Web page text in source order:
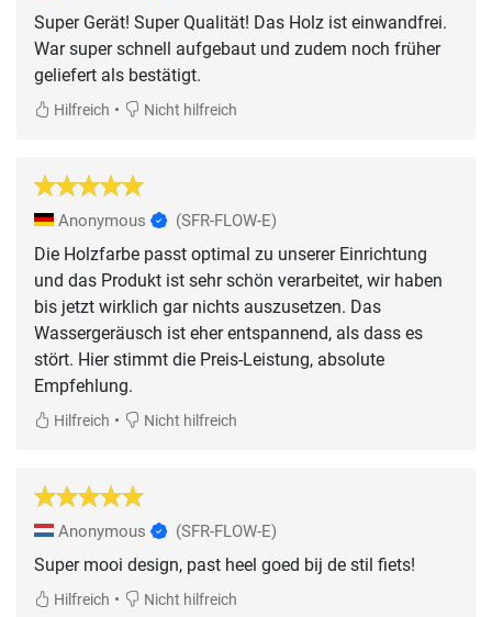
Super Gerät! Super Qualität! Das Holz ist einwandfrei.
War super schnell aufgebaut und zudem noch früher
geliefert als bestätigt.
Hilfreich • Nicht hilfreich
Anonymous (SFR-FLOW-E)
Die Holzfarbe passt optimal zu unserer Einrichtung
und das Produkt ist sehr schön verarbeitet, wir haben
bis jetzt wirklich gar nichts auszusetzen. Das
Wassergeräusch ist eher entspannend, als dass es
stört. Hier stimmt die Preis-Leistung, absolute
Empfehlung.
Hilfreich • Nicht hilfreich
Anonymous (SFR-FLOW-E)
Super mooi design, past heel goed bij de stil fiets!
Hilfreich • Nicht hilfreich